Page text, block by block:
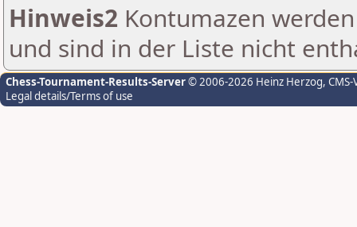
Hinweis2 Kontumazen
und sind in der Liste nicht
Chess-Tournament-Results-Server© 2006-2026 Heinz Herzog,
Legal details/Terms of use